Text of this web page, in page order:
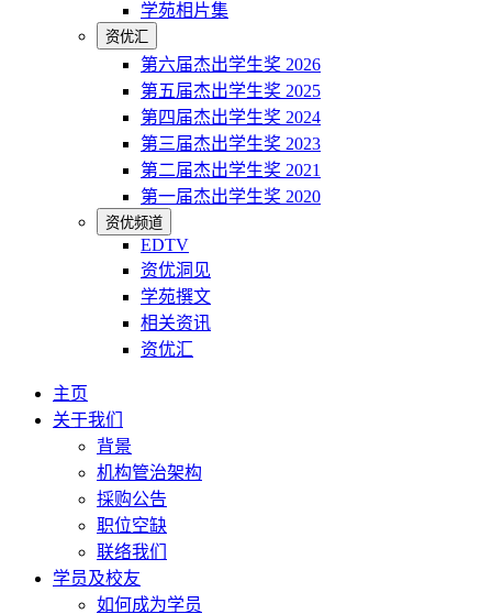
学苑相片集
资优汇
第六届杰出学生奖 2026
第五届杰出学生奖 2025
第四届杰出学生奖 2024
第三届杰出学生奖 2023
第二届杰出学生奖 2021
第一届杰出学生奖 2020
资优频道
EDTV
资优洞见
学苑撰文
相关资讯
资优汇
主页
关于我们
背景
机构管治架构
採购公告
职位空缺
联络我们
学员及校友
如何成为学员